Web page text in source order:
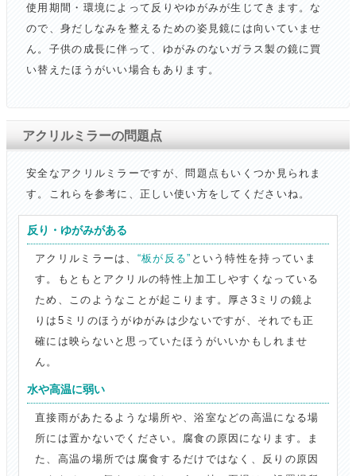
使用期間・環境によって反りやゆがみが生じてきます。な
ので、身だしなみを整えるための姿見鏡には向いていませ
ん。子供の成長に伴って、ゆがみのないガラス製の鏡に買
い替えたほうがいい場合もあります。
アクリルミラーの問題点
安全なアクリルミラーですが、問題点もいくつか見られま
す。これらを参考に、正しい使い方をしてくださいね。
反り・ゆがみがある
アクリルミラーは、 “板が反る” という特性を持っていま
す。もともとアクリルの特性上加工しやすくなっている
ため、このようなことが起こります。厚さ3ミリの鏡よ
りは5ミリのほうがゆがみは少ないですが、それでも正
確には映らないと思っていたほうがいいかもしれませ
ん。
水や高温に弱い
直接雨があたるような場所や、浴室などの高温になる場
所には置かないでください。腐食の原因になります。ま
た、高温の場所では腐食するだけではなく、反りの原因